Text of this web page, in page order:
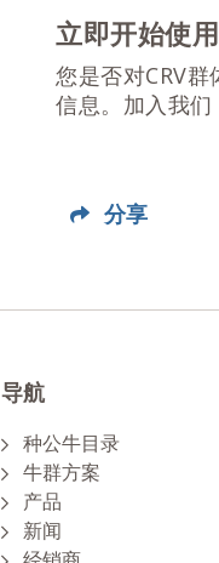
立即开始使
您是否对CRV
信息。加入我们
分享
导航
种公牛目录
牛群方案
产品
新闻